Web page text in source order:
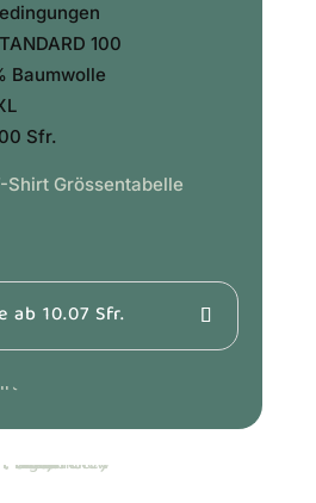
100
Baumwolle
Sfr.
Shirt Grössentabelle
ab 10.07 Sfr.